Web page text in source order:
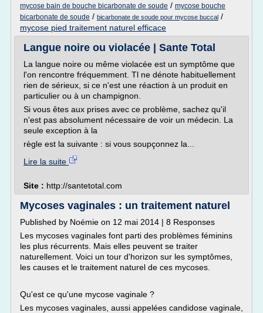
mycose bain de bouche bicarbonate de soude / mycose bouche
bicarbonate de soude / bicarbonate de soude pour mycose buccal /
mycose pied traitement naturel efficace
Langue noire ou violacée | Sante Total
La langue noire ou même violacée est un symptôme que
l'on rencontre fréquemment. Tl ne dénote habituellement
rien de sérieux, si ce n'est une réaction à un produit en
particulier ou à un champignon.
Si vous êtes aux prises avec ce problème, sachez qu'il
n'est pas absolument nécessaire de voir un médecin. La
seule exception à la
règle est la suivante : si vous soupçonnez la...
Lire la suite
Site : http://santetotal.com
Mycoses vaginales : un traitement naturel
Published by Noémie on 12 mai 2014 | 8 Responses
Les mycoses vaginales font parti des problèmes féminins
les plus récurrents. Mais elles peuvent se traiter
naturellement. Voici un tour d'horizon sur les symptômes,
les causes et le traitement naturel de ces mycoses.
Qu'est ce qu'une mycose vaginale ?
Les mycoses vaginales, aussi appelées candidose vaginale,